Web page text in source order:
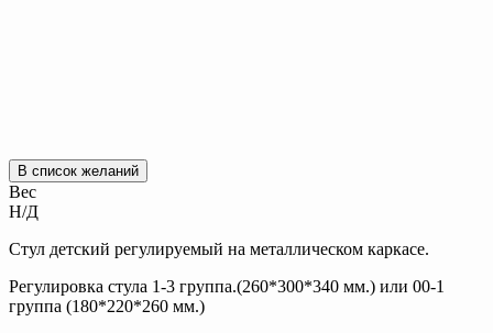
В список желаний
Вес
Н/Д
Стул детский регулируемый на металлическом каркасе.
Регулировка стула 1-3 группа.(260*300*340 мм.) или 00-1
группа (180*220*260 мм.)